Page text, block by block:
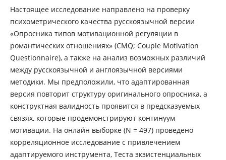
Настоящее исследование направлено на проверку
психометрического качества русскоязычной версии
«Опросника типов мотивационной регуляции в
романтических отношениях» (CMQ; Couple Motivation
Questionnaire), а также на анализ возможных различий
между русскоязычной и англоязычной версиями
методики. Мы предположили, что адаптированная
версия повторит структуру оригинального опросника, а
конструктная валидность проявится в предсказуемых
связях, которые продемонстрируют континуум
мотивации. На онлайн выборке (N = 497) проведено
корреляционное исследование с привлечением
адаптируемого инструмента, Теста экзистенциальных